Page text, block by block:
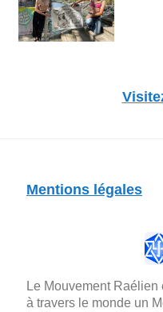
Mentions légales
Le Mouvement
à travers le monde un